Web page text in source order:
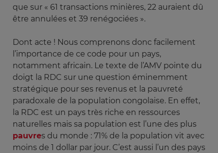
que sur « 61 transactions minières, 22 auraient dû
être annulées et 39 renégociées ».
Dont acte ! Nous comprenons donc facilement
l’importance de ce code pour un pays,
notamment africain. Le texte de l’AMV pointe du
doigt la RDC sur une question éminemment
stratégique pour ses revenus et la pauvreté
paradoxale de la population congolaise. En effet,
la RDC est un pays très riche en ressources
naturelles mais sa population est l’une des plus
pauvres du monde : 71% de la population vit avec
moins de 1 dollar par jour. C’est aussi l’un des pays